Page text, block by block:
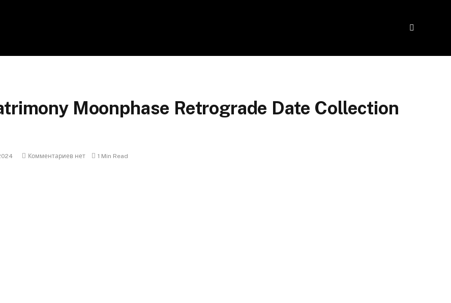
Moonphase Retrograde Date Collection
Комментариев нет 1 Min Read